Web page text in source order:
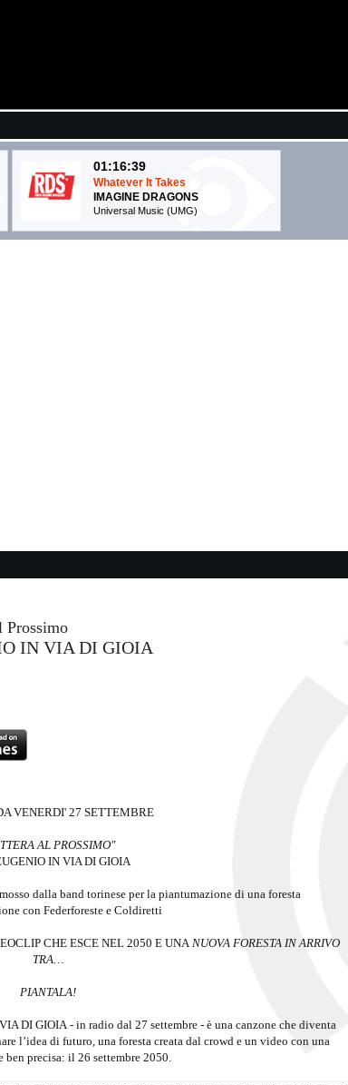
01:16:39
Whatever It Takes
IMAGINE DRAGONS
Universal Music (UMG)
01:15:52
Prossimo
IN VIA DI GIOIA
VENERDI' 27 SETTEMBRE
AL PROSSIMO"
IN VIA DI GIOIA
dalla band torinese per la piantumazione di una foresta
con Federforeste e Coldiretti
CHE ESCE NEL 2050 E UNANUOVA FORESTA IN ARRIVO
TRA…
PIANTALA!
DI GIOIA - in radio dal 27 settembre - è una canzone che diventa
l’idea di futuro, una foresta creata dal crowd e un video con una
ben precisa: il 26 settembre 2050.